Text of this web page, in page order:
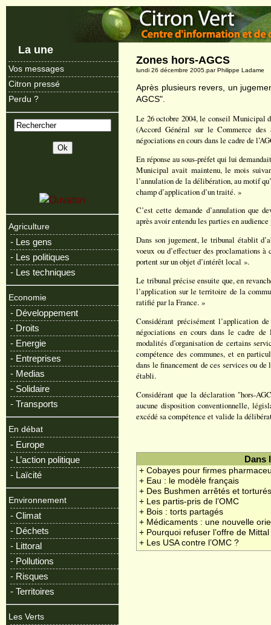
La une
Vos messages
Citron pressé
Perdu ?
Agriculture
- Les gens
- Les politiques
- Les techniques
Economie
- Développement
- Droits
- Energie
- Entreprises
- Medias
- Solidaire
- Transports
En débat
- Europe
- L’action politique
- Laïcité
Environnement
- Climat
- Déchets
- Littoral
- Pollutions
- Risques
- Territoires
Les Verts
Zones hors-AGCS
lundi 26 décembre 2005.par Philippe Ladame
Après plusieurs revers, un
AGCS".
Le 26 octobre 2004, le conseil Municipal
(Accord Général sur le Commerce
négociations en cours dans le cadre de
En réponse au sous-préfet qui lui
Municipal avait maintenu, le mois
l’annulation de la délibération, au motif
champ d’application d’un traité. »
C’est cette demande d’annulation que
après avoir entendu les parties en
Dans son jugement, le tribunal établit
voeux ou d’effectuer des proclamations
portent sur un objet d’intérêt local ».
Le tribunal précise ensuite que, en
l’application sur le territoire de la
ratifié par la France. »
Considérant précisément l’application
négociations en cours dans le cadre
modalités d’organisation de certains
compétence des communes, et en
dans le financement de ces services ou
établi.
Considérant que la déclaration "hors-
aucune disposition conventionnelle,
excédé sa compétence et valide la
Dans
+ Cobayes pour firmes
+ Eau : le modèle français
+ Des Bushmen arrêtés et
+ Les partis-pris de l’OMC
+ Bois : torts partagés
+ Médicaments : une nouvelle
+ Pourquoi refuser l’offre de Mittal
+ Les USA contre l’OMC ?